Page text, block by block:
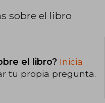
sobre el libro
el libro? Inicia
tu propia pregunta.